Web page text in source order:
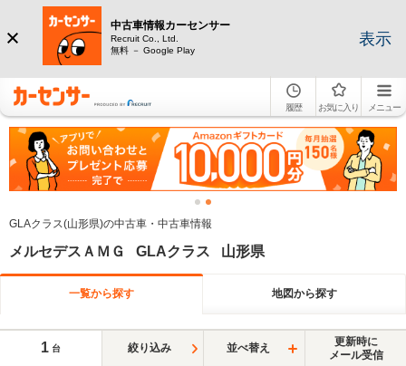
中古車情報カーセンサー
Recruit Co., Ltd.
無料 － Google Play
表示
履歴 お気に入り メニュー
GLAクラス(山形県)の中古車・中古車情報
メルセデスＡＭＧ GLAクラス 山形県
一覧から探す 地図から探す
1 台 絞り込み 並べ替え
更新時に
メール受信